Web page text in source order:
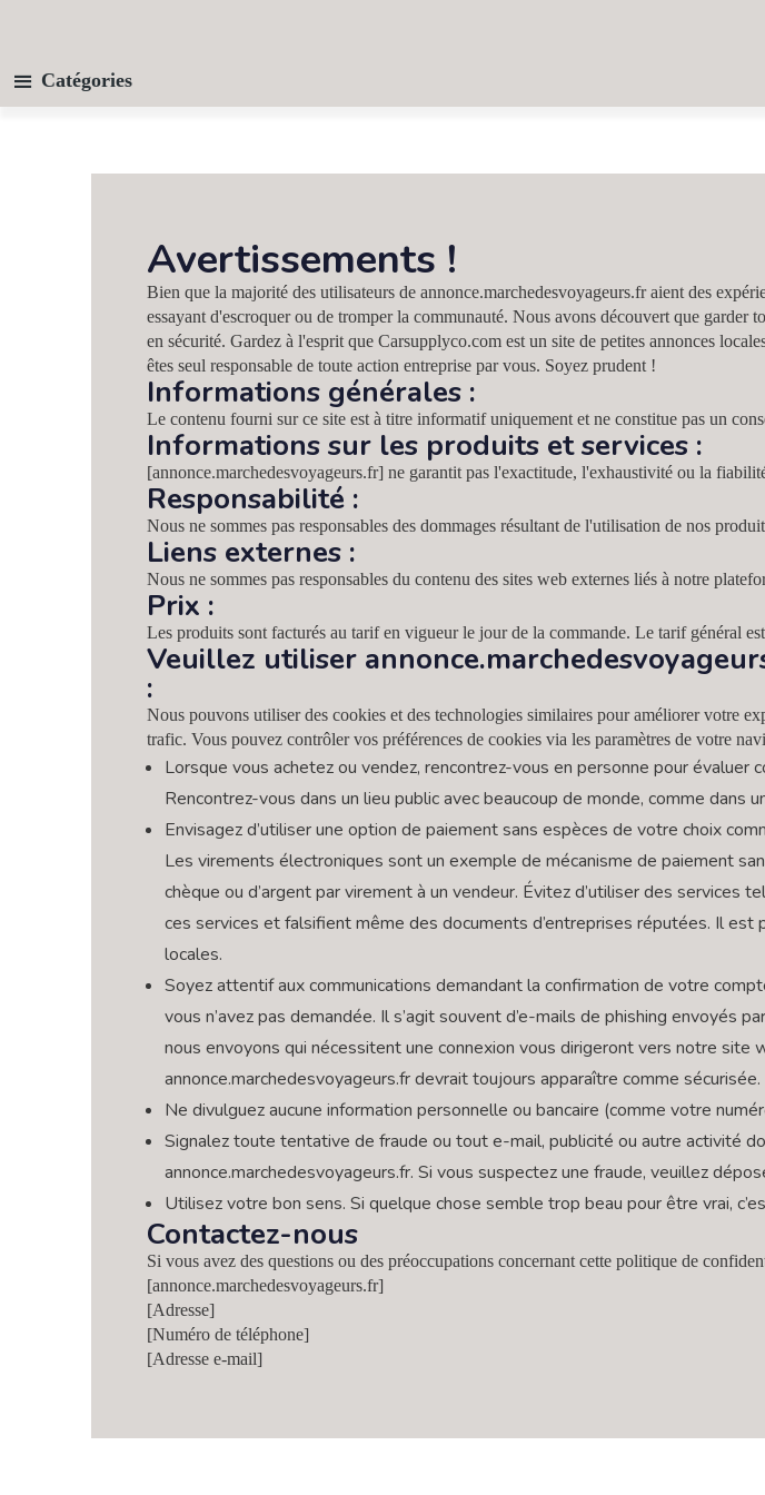
Catégories
Avertissements !
Bien que la majorité des utilisateurs de annonce.marchedesvoyageurs.fr aient des
essayant d'escroquer ou de tromper la communauté. Nous avons découvert que garder
en sécurité. Gardez à l'esprit que Carsupplyco.com est un site de petites annonces
êtes seul responsable de toute action entreprise par vous. Soyez prudent !
Informations générales :
Le contenu fourni sur ce site est à titre informatif uniquement et ne constitue pas un
Informations sur les produits et services :
[annonce.marchedesvoyageurs.fr] ne garantit pas l'exactitude, l'exhaustivité ou la
Responsabilité :
Nous ne sommes pas responsables des dommages résultant de l'utilisation de nos
Liens externes :
Nous ne sommes pas responsables du contenu des sites web externes liés à notre
Prix :
Les produits sont facturés au tarif en vigueur le jour de la commande. Le tarif général
Veuillez utiliser
:
Nous pouvons utiliser des cookies et des technologies similaires pour améliorer votre
trafic. Vous pouvez contrôler vos préférences de cookies via les paramètres de votre
Lorsque vous achetez ou vendez, rencontrez-vous en personne pour évaluer
Rencontrez-vous dans un lieu public avec beaucoup de monde, comme dans
Envisagez d’utiliser une option de paiement sans espèces de votre choix
Les virements électroniques sont un exemple de mécanisme de paiement
chèque ou d’argent par virement à un vendeur. Évitez d’utiliser des
ces services et falsifient même des documents d’entreprises réputées. Il
locales.
Soyez attentif aux communications demandant la confirmation de votre
vous n’avez pas demandée. Il s’agit souvent d’e-mails de phishing envoyés
nous envoyons qui nécessitent une connexion vous dirigeront vers notre site
annonce.marchedesvoyageurs.fr devrait toujours apparaître comme sécurisée.
Ne divulguez aucune information personnelle ou bancaire (comme votre
Signalez toute tentative de fraude ou tout e-mail, publicité ou autre activité
annonce.marchedesvoyageurs.fr. Si vous suspectez une fraude, veuillez
Utilisez votre bon sens. Si quelque chose semble trop beau pour être vrai,
Contactez-nous
Si vous avez des questions ou des préoccupations concernant cette politique de
[annonce.marchedesvoyageurs.fr]
[Adresse]
[Numéro de téléphone]
[Adresse e-mail]